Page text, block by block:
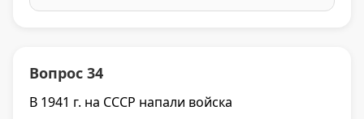
Вопрос 34
В 1941 г. на СССР напали войска